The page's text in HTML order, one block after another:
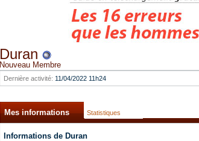
Duran
Nouveau Membre
Dernière activité: 11/04/2022 11h24
Mes informations Statistiques
Informations de Duran